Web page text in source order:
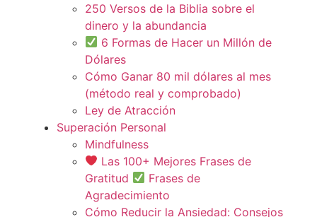
250 Versos de la Biblia sobre el
dinero y la abundancia
6 Formas de Hacer un Millón de
Dólares
Cómo Ganar 80 mil dólares al mes
(método real y comprobado)
Ley de Atracción
Superación Personal
Mindfulness
Las 100+ Mejores Frases de
Gratitud
Frases de
Agradecimiento
Cómo Reducir la Ansiedad: Consejos